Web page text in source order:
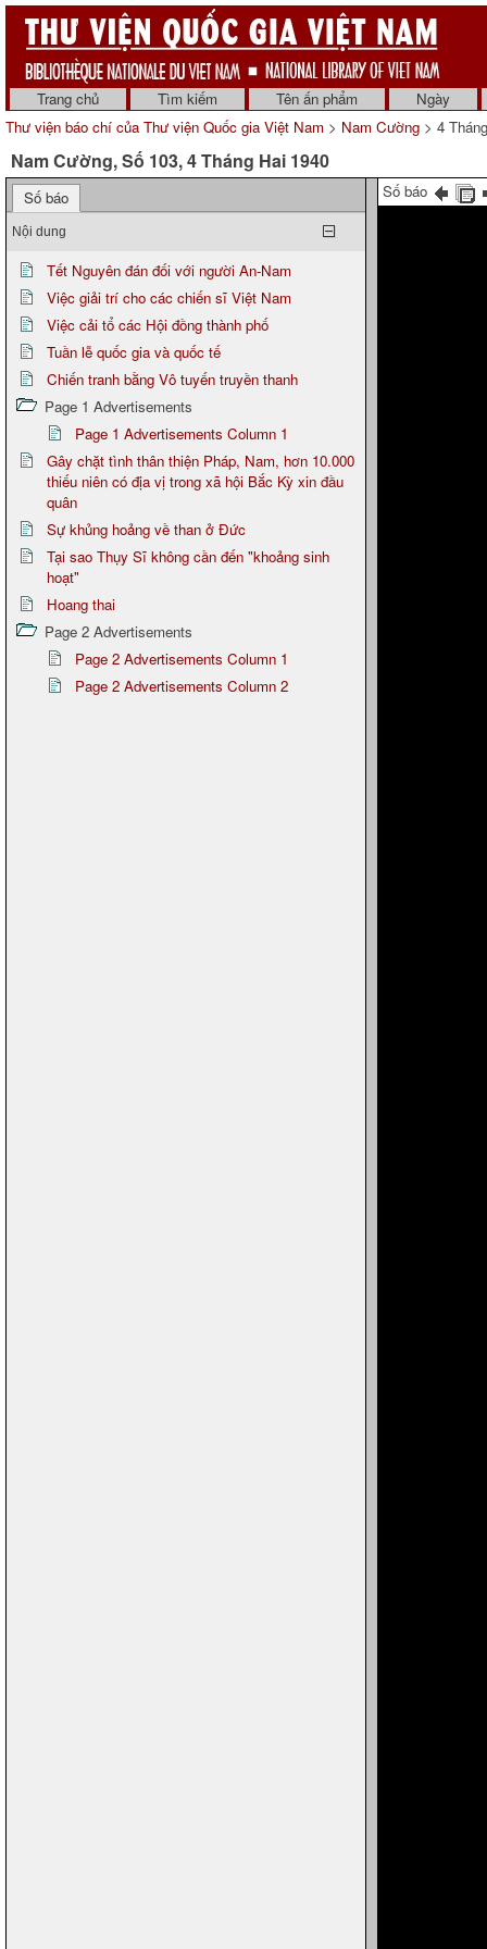
Trang chủ Tìm kiếm Tên ấn phẩm
Ngày
Thư viện báo chí của Thư viện Quốc gia Việt Nam > Nam Cường > 4
Nam Cường, Số 103, 4 Tháng Hai 1940
Số báo
Nội dung
Tết Nguyên đán đối với người An-Nam
Việc giải trí cho các chiến sĩ Việt Nam
Việc cải tổ các Hội đồng thành phố
Tuần lễ quốc gia và quốc tế
Chiến tranh bằng Vô tuyến truyền thanh
Page 1 Advertisements
Page 1 Advertisements Column 1
Gây chặt tình thân thiện Pháp, Nam, hơn 10.000
thiếu niên có địa vị trong xã hội Bắc Kỳ xin đầu
quân
Sự khủng hoảng về than ở Đức
Tại sao Thụy Sĩ không cần đến "khoảng sinh
hoạt"
Hoang thai
Page 2 Advertisements
Page 2 Advertisements Column 1
Page 2 Advertisements Column 2
Số báo